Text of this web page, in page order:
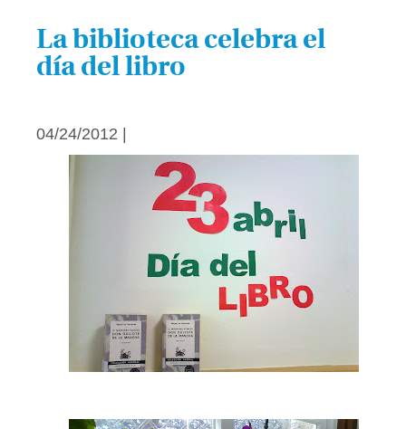
La biblioteca celebra el
día del libro
04/24/2012 |